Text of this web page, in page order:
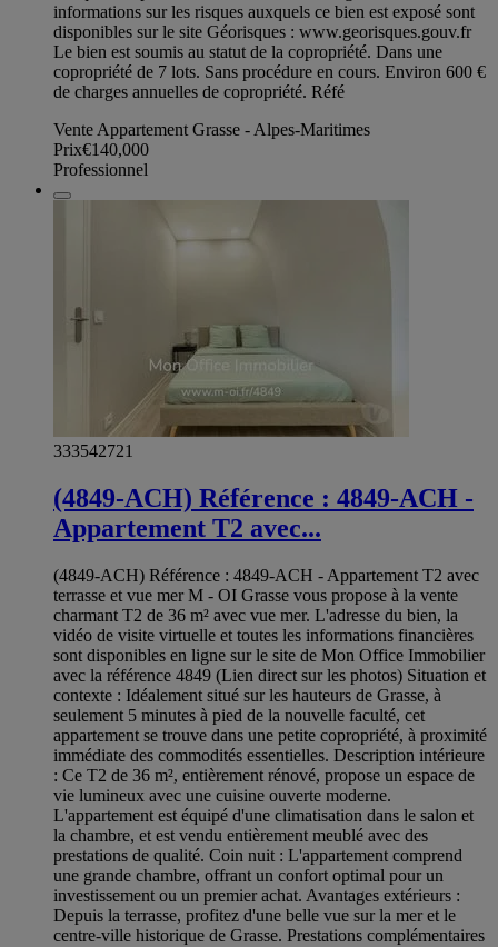
informations sur les risques auxquels ce bien est exposé sont
disponibles sur le site Géorisques : www.georisques.gouv.fr
Le bien est soumis au statut de la copropriété. Dans une
copropriété de 7 lots. Sans procédure en cours. Environ 600 €
de charges annuelles de copropriété. Réfé
Vente Appartement Grasse - Alpes-Maritimes
Prix€140,000
Professionnel
333542721
(4849-ACH) Référence : 4849-ACH -
Appartement T2 avec...
(4849-ACH) Référence : 4849-ACH - Appartement T2 avec
terrasse et vue mer M - OI Grasse vous propose à la vente
charmant T2 de 36 m² avec vue mer. L'adresse du bien, la
vidéo de visite virtuelle et toutes les informations financières
sont disponibles en ligne sur le site de Mon Office Immobilier
avec la référence 4849 (Lien direct sur les photos) Situation et
contexte : Idéalement situé sur les hauteurs de Grasse, à
seulement 5 minutes à pied de la nouvelle faculté, cet
appartement se trouve dans une petite copropriété, à proximité
immédiate des commodités essentielles. Description intérieure
: Ce T2 de 36 m², entièrement rénové, propose un espace de
vie lumineux avec une cuisine ouverte moderne.
L'appartement est équipé d'une climatisation dans le salon et
la chambre, et est vendu entièrement meublé avec des
prestations de qualité. Coin nuit : L'appartement comprend
une grande chambre, offrant un confort optimal pour un
investissement ou un premier achat. Avantages extérieurs :
Depuis la terrasse, profitez d'une belle vue sur la mer et le
centre-ville historique de Grasse. Prestations complémentaires